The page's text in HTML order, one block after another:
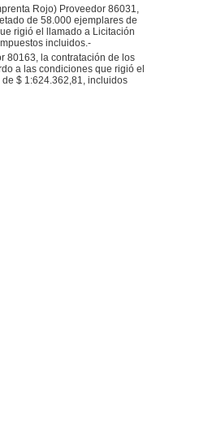
Rojo) Proveedor 86031,
de 58.000 ejemplares de
rigió el llamado a Licitación
incluidos.-
80163, la contratación de los
a las condiciones que rigió el
de $ 1:624.362,81, incluidos